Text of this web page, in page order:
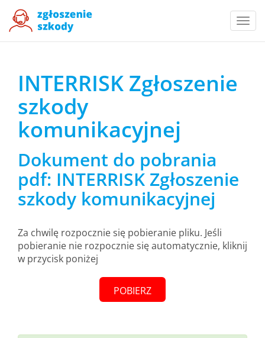
INTERRISK Zgłoszenie
szkody
komunikacyjnej
Dokument do pobrania
pdf: INTERRISK Zgłoszenie
szkody komunikacyjnej
Za chwilę rozpocznie się pobieranie pliku. Jeśli
pobieranie nie rozpocznie się automatycznie, kliknij
w przycisk poniżej
POBIERZ